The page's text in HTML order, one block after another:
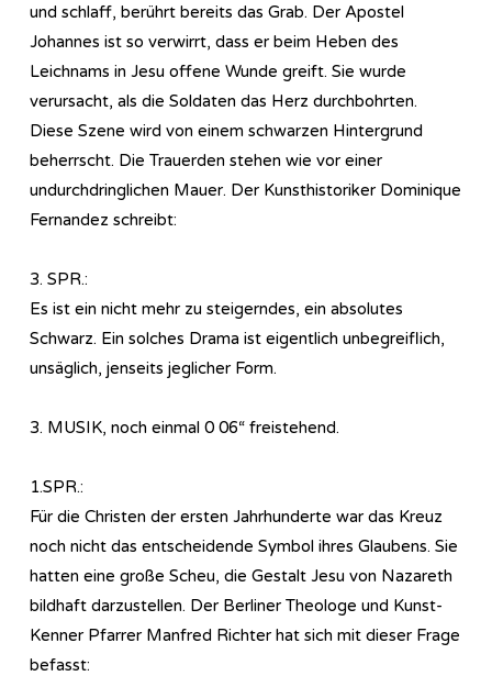
und schlaff, berührt bereits das Grab. Der Apostel
Johannes ist so verwirrt, dass er beim Heben des
Leichnams in Jesu offene Wunde greift. Sie wurde
verursacht, als die Soldaten das Herz durchbohrten.
Diese Szene wird von einem schwarzen Hintergrund
beherrscht. Die Trauerden stehen wie vor einer
undurchdringlichen Mauer. Der Kunsthistoriker Dominique
Fernandez schreibt:
3. SPR.:
Es ist ein nicht mehr zu steigerndes, ein absolutes
Schwarz. Ein solches Drama ist eigentlich unbegreiflich,
unsäglich, jenseits jeglicher Form.
3. MUSIK, noch einmal 0 06“ freistehend.
1.SPR.:
Für die Christen der ersten Jahrhunderte war das Kreuz
noch nicht das entscheidende Symbol ihres Glaubens. Sie
hatten eine große Scheu, die Gestalt Jesu von Nazareth
bildhaft darzustellen. Der Berliner Theologe und Kunst-
Kenner Pfarrer Manfred Richter hat sich mit dieser Frage
befasst: